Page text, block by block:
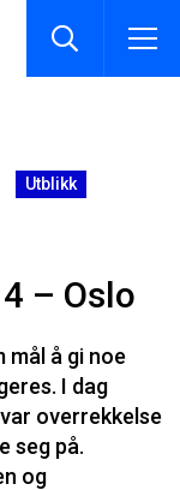
Utblikk
– Oslo
mål å gi noe
I dag
overrekkelse
seg på.
og